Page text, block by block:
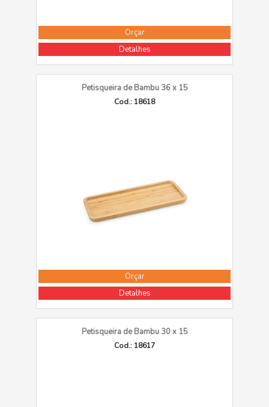
Orçar
Detalhes
Petisqueira de Bambu 36 x 15
Cod.: 18618
Orçar
Detalhes
Petisqueira de Bambu 30 x 15
Cod.: 18617